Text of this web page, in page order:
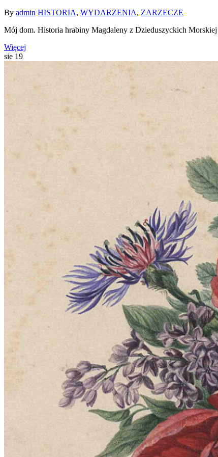
By admin HISTORIA, WYDARZENIA, ZARZECZE
Mój dom. Historia hrabiny Magdaleny z Dzieduszyckich
Więcej
sie 19